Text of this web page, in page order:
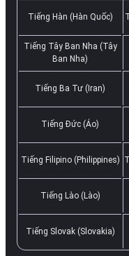
Tiếng Hàn (Hàn Quốc)
Tiếng Tây Ban Nha (Tây
Ban Nha)
Tiếng Ba Tư (Iran)
Tiếng Đức (Áo)
Tiếng Filipino (Philippines)
Tiếng Lào (Lào)
Tiếng Slovak (Slovakia)